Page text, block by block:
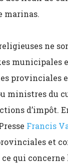
marinas.
ne
municipales
provinciales
ministres du
d’impôt.
Francis
et
qui concerne